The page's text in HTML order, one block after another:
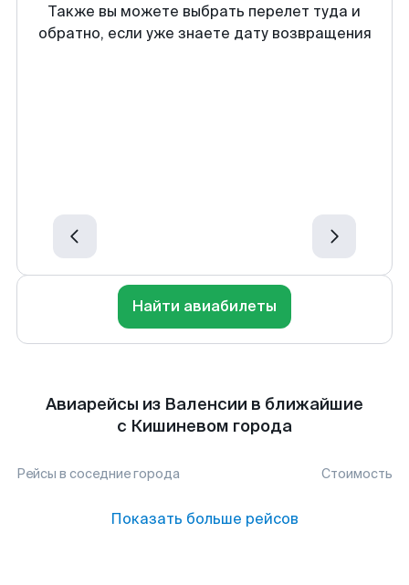
Также вы можете выбрать перелет туда и
обратно, если уже знаете дату возвращения
Найти авиабилеты
Авиарейсы из Валенсии в ближайшие
с Кишиневом города
Рейсы в соседние города Стоимость
Показать больше рейсов